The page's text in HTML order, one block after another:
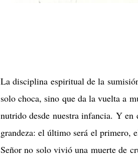
La disciplina espiritual de la
solo choca, sino que da la vuelta a
nutrido desde nuestra infancia. Y en
grandeza: el último será el primero,
Señor no solo vivió una muerte de